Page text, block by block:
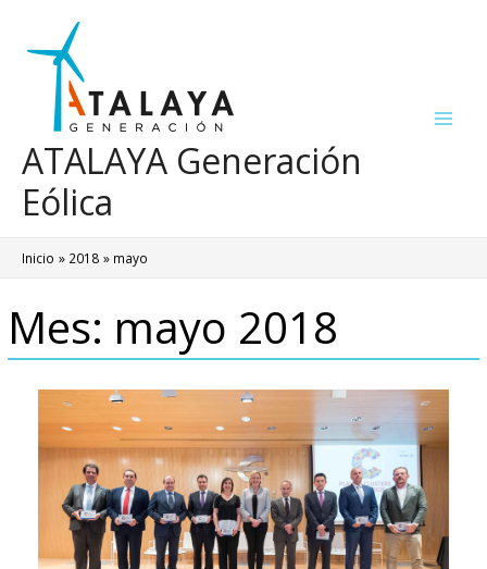
contenido
ATALAYA Generación
Eólica
Inicio 2018 mayo
Mes: mayo 2018